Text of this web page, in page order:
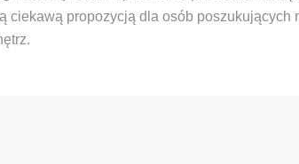
ciekawą propozycją dla osób